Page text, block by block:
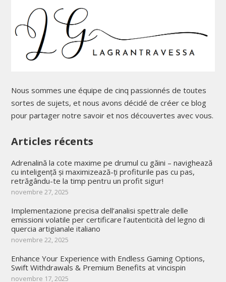
Nous sommes une équipe de cinq passionnés de toutes
sortes de sujets, et nous avons décidé de créer ce blog
pour partager notre savoir et nos découvertes avec vous.
Articles récents
Adrenalină la cote maxime pe drumul cu găini – navighează
cu inteligență și maximizează-ți profiturile pas cu pas,
retrăgându-te la timp pentru un profit sigur!
novembre 27, 2025
Implementazione precisa dell’analisi spettrale delle
emissioni volatile per certificare l’autenticità del legno di
quercia artigianale italiano
novembre 22, 2025
Enhance Your Experience with Endless Gaming Options,
Swift Withdrawals & Premium Benefits at vincispin
novembre 17, 2025